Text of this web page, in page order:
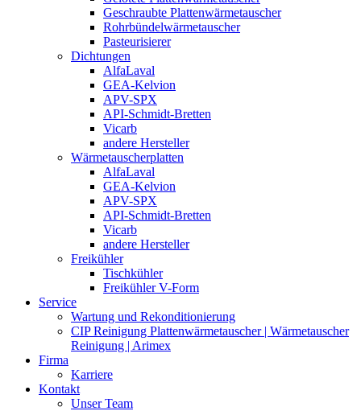
Geschraubte Plattenwärmetauscher
Rohrbündelwärmetauscher
Pasteurisierer
Dichtungen
AlfaLaval
GEA-Kelvion
APV-SPX
API-Schmidt-Bretten
Vicarb
andere Hersteller
Wärmetauscherplatten
AlfaLaval
GEA-Kelvion
APV-SPX
API-Schmidt-Bretten
Vicarb
andere Hersteller
Freikühler
Tischkühler
Freikühler V-Form
Service
Wartung und Rekonditionierung
CIP Reinigung Plattenwärmetauscher | Wärmetauscher
Reinigung | Arimex
Firma
Karriere
Kontakt
Unser Team